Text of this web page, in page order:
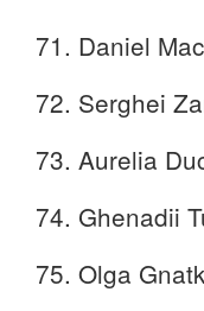
71. Daniel
72. Serghei
73. Aurelia
74. Ghenadii
75. Olga